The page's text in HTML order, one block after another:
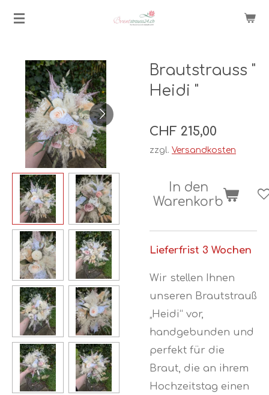
Zum
Brautstrauss "
Heidi "
CHF 215,00
zzgl. Versandkosten
In den
Warenkorb
Lieferfrist 3 Wochen
Wir stellen Ihnen
unseren Brautstrauß
„Heidi“ vor,
handgebunden und
perfekt für die
Braut, die an ihrem
Hochzeitstag einen